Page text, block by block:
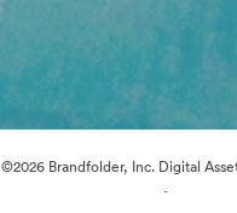
©2026 Brandfolder, Inc. Digital
·